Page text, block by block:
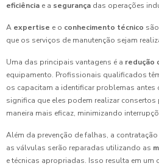
eficiência e a segurança das operações
A expertise e o conhecimento técnico
que os serviços de manutenção sejam
Uma das principais vantagens é a redução
equipamento. Profissionais qualificados
os capacitam a identificar problemas antes
significa que eles podem realizar consertos
maneira mais eficaz, minimizando
Além da prevenção de falhas, a
as válvulas serão reparadas utilizando as
e técnicas apropriadas. Isso resulta em um